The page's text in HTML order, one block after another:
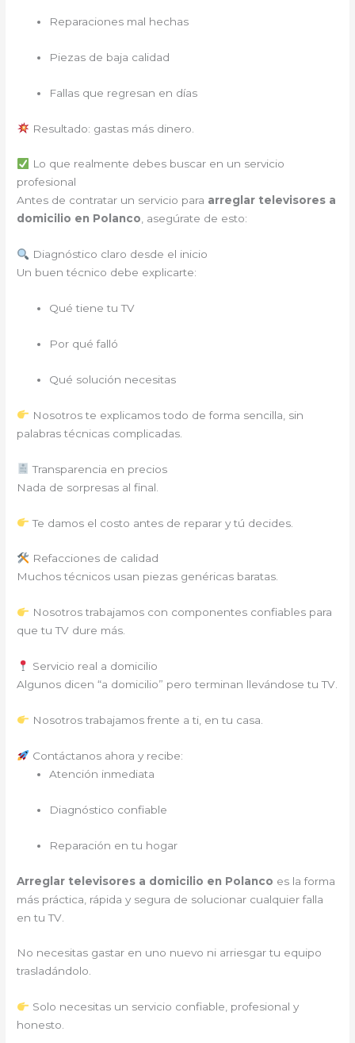
Reparaciones mal hechas
Piezas de baja calidad
Fallas que regresan en días
Resultado: gastas más dinero.
Lo que realmente debes buscar en un servicio
profesional
Antes de contratar un servicio para arreglar televisores a
domicilio en Polanco, asegúrate de esto:
Diagnóstico claro desde el inicio
Un buen técnico debe explicarte:
Qué tiene tu TV
Por qué falló
Qué solución necesitas
Nosotros te explicamos todo de forma sencilla, sin
palabras técnicas complicadas.
Transparencia en precios
Nada de sorpresas al final.
Te damos el costo antes de reparar y tú decides.
Refacciones de calidad
Muchos técnicos usan piezas genéricas baratas.
Nosotros trabajamos con componentes confiables para
que tu TV dure más.
Servicio real a domicilio
Algunos dicen “a domicilio” pero terminan llevándose tu TV.
Nosotros trabajamos frente a ti, en tu casa.
Contáctanos ahora y recibe:
Atención inmediata
Diagnóstico confiable
Reparación en tu hogar
Arreglar televisores a domicilio en Polanco es la forma
más práctica, rápida y segura de solucionar cualquier falla
en tu TV.
No necesitas gastar en uno nuevo ni arriesgar tu equipo
trasladándolo.
Solo necesitas un servicio confiable, profesional y
honesto.